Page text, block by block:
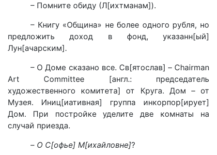
– Помните обиду (Л[ихтманам]).
– Книгу «Община» не более одного рубля, но
предложить доход в фонд, указанн[ый]
Лун[ачарским].
– О Доме сказано все. Св[ятослав] – Chairman
Art Committee [англ.: председатель
художественного комитета] от Круга. Дом – от
Музея. Иниц[иативная] группа инкорпор[ирует]
Дом. При постройке уделите две комнаты на
случай приезда.
– О С[офье] М[ихайловне]?